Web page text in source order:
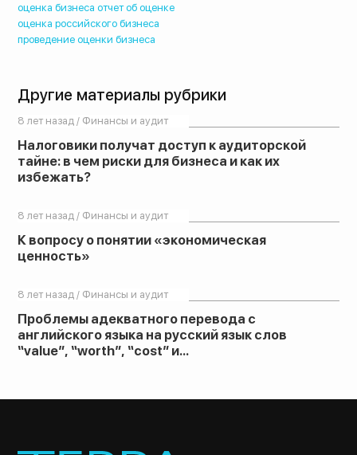
оценка бизнеса отчет об оценке
оценка российского бизнеса
проведение оценки бизнеса
Другие материалы рубрики
8 лет назад / Финансы и аудит
Налоговики получат доступ к аудиторской
тайне: в чем риски для бизнеса и как их
избежать?
8 лет назад / Финансы и аудит
К вопросу о понятии «экономическая
ценность»
8 лет назад / Финансы и аудит
Проблемы адекватного перевода с
английского языка на русский язык слов
“value”, “worth”, “cost” и...